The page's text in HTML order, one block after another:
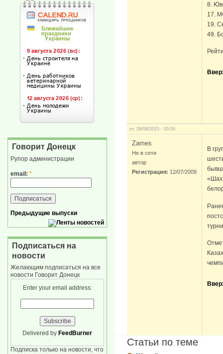
8.
17.
19.
49.
пт, 28/08/2015 - 00:00
Zames
Не в сети
автор
Регистрация: 12/07/2009
В
Статьи по теме
Говорит Донецк
Рупор администрации
email: *
Предыдущие выпуски
Подписаться на
новости
Желающим подписаться на все
новости Говорит Донецк
Enter your email address:
Delivered by FeedBurner
Подписка только на новости, что